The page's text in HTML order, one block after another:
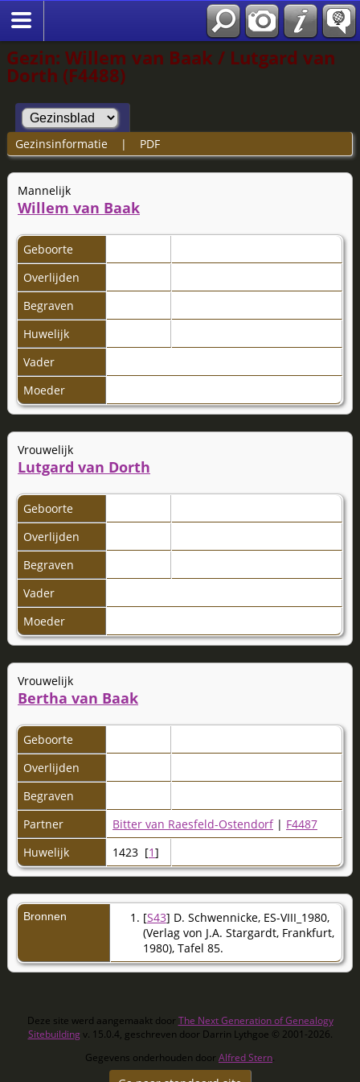
Gezin: Willem van Baak / Lutgard van
Dorth (F4488)
Gezinsinformatie| PDF
Mannelijk
Willem van Baak
Geboorte
Overlijden
Begraven
Huwelijk
Vader
Moeder
Vrouwelijk
Lutgard van Dorth
Geboorte
Overlijden
Begraven
Vader
Moeder
Vrouwelijk
Bertha van Baak
Geboorte
Overlijden
Begraven
Partner
Bitter van Raesfeld-Ostendorf| F4487
Huwelijk
1423 [1]
Bronnen [S43] D. Schwennicke, ES-VIII_1980,
(Verlag von J.A. Stargardt, Frankfurt,
1980), Tafel 85.
Deze site werd aangemaakt door The Next Generation of Genealogy
Sitebuilding v. 15.0.4, geschreven door Darrin Lythgoe © 2001-2026.
Gegevens onderhouden door Alfred Stern.